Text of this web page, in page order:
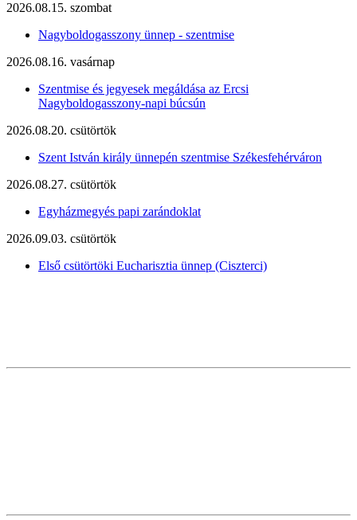
2026.08.15. szombat
Nagyboldogasszony ünnep - szentmise
2026.08.16. vasárnap
Szentmise és jegyesek megáldása az Ercsi
Nagyboldogasszony-napi búcsún
2026.08.20. csütörtök
Szent István király ünnepén szentmise Székesfehérváron
2026.08.27. csütörtök
Egyházmegyés papi zarándoklat
2026.09.03. csütörtök
Első csütörtöki Eucharisztia ünnep (Ciszterci)